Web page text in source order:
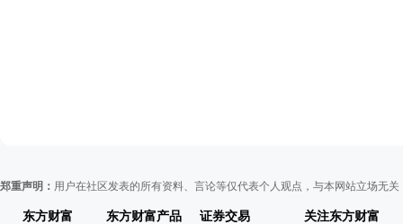
郑重声明： 用户在社区发表的所有资料、言论等仅代表个人观点，与本网站立场无
东方财富 东方财富产品 证券交易 关注东方财富